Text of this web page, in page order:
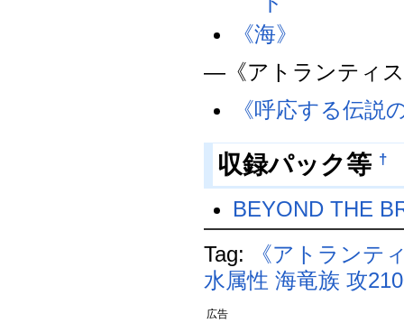
《海》
―《アトランティ
《呼応する伝説
収録パック等 †
BEYOND THE
Tag:
《アトランテ
水属性 海竜族 攻
広告